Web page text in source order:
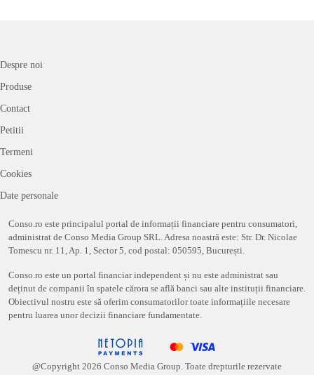
Despre noi
Produse
Contact
Petitii
Termeni
Cookies
Date personale
Conso.ro este principalul portal de informații financiare pentru consumatori,
administrat de Conso Media Group SRL. Adresa noastră este: Str. Dr. Nicolae
Tomescu nr. 11, Ap. 1, Sector 5, cod postal: 050595, București.
Conso.ro este un portal financiar independent și nu este administrat sau
deținut de companii în spatele cărora se află banci sau alte instituții financiare.
Obiectivul nostru este să oferim consumatorilor toate informațiile necesare
pentru luarea unor decizii financiare fundamentate.
@Copyright 2026 Conso Media Group. Toate drepturile rezervate